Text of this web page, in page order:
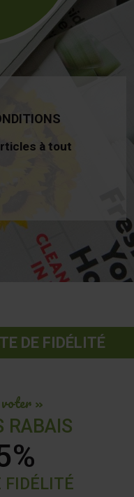
à tout
DE FIDÉLITÉ
»
RABAIS
FIDÉLITÉ